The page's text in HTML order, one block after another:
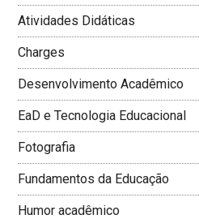
Atividades Didáticas
Charges
Desenvolvimento Acadêmico
EaD e Tecnologia Educacional
Fotografia
Fundamentos da Educação
Humor acadêmico